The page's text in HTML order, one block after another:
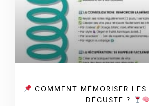
COMMENT MÉMORISER
DÉGUSTE ?